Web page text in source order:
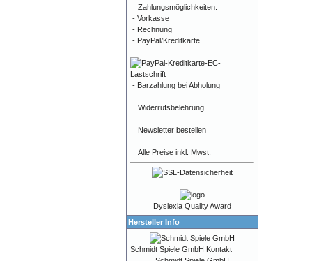
Zahlungsmöglichkeiten:
- Vorkasse
- Rechnung
- PayPal/Kreditkarte
- Barzahlung bei Abholung
Widerrufsbelehrung
Newsletter bestellen
Alle Preise inkl. Mwst.
Dyslexia Quality Award
Hersteller Info
Schmidt Spiele GmbH Kontakt